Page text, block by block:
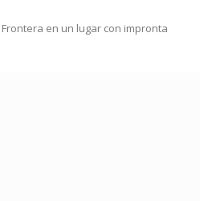
en un lugar con impronta